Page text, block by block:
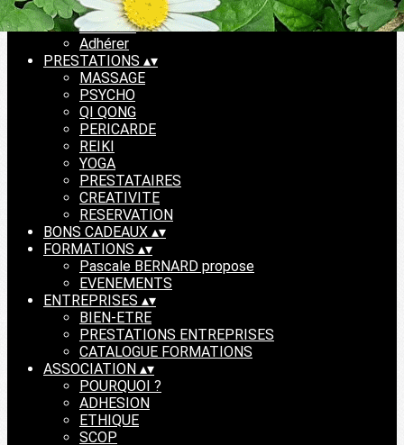
ACCUEIL ▾
ACCUEIL
Adhérer
PRESTATIONS ▴▾
MASSAGE
PSYCHO
QI QONG
PERICARDE
REIKI
YOGA
PRESTATAIRES
CREATIVITE
RESERVATION
BONS CADEAUX ▴▾
FORMATIONS ▴▾
Pascale BERNARD propose
EVENEMENTS
ENTREPRISES ▴▾
BIEN-ETRE
PRESTATIONS ENTREPRISES
CATALOGUE FORMATIONS
ASSOCIATION ▴▾
POURQUOI ?
ADHESION
ETHIQUE
SCOP